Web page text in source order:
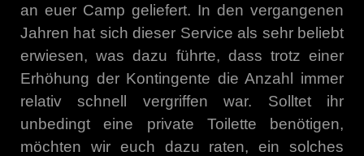
an euer Camp geliefert. In den vergangenen
Jahren hat sich dieser Service als sehr beliebt
erwiesen, was dazu führte, dass trotz einer
Erhöhung der Kontingente die Anzahl immer
relativ schnell vergriffen war. Solltet ihr
unbedingt eine private Toilette benötigen,
möchten wir euch dazu raten, ein solches